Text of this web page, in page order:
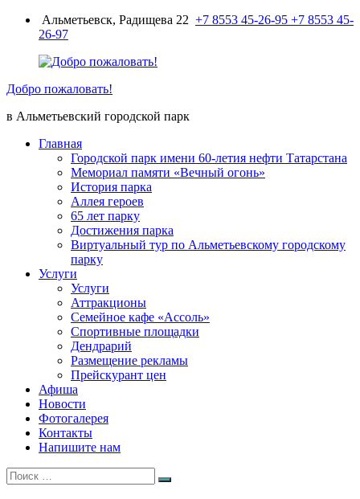
ПерейтиАльметьевск, Радищева 22 +7 8553 45-26-95 +7 8553 45-
26-97
Добро пожаловать!
в Альметьевский городской парк
Главная
Городской парк имени 60-летия нефти Татарстана
Мемориал памяти «Вечный огонь»
История парка
Аллея героев
65 лет парку
Достижения парка
Виртуальный тур по Альметьевскому городскому
парку
Услуги
Услуги
Аттракционы
Семейное кафе «Ассоль»
Спортивные площадки
Дендрарий
Размещение рекламы
Прейскурант цен
Афиша
Новости
Фотогалерея
Контакты
Напишите нам
Искать:
Поиск